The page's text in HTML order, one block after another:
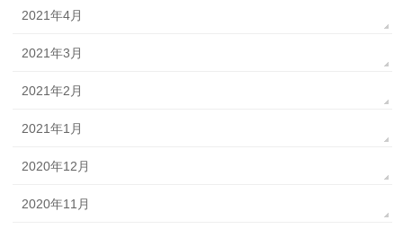
2021年4月
2021年3月
2021年2月
2021年1月
2020年12月
2020年11月